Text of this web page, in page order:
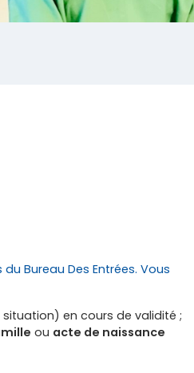
Bureau Des Entrées. Vous
en cours de validité ;
ou acte de naissance